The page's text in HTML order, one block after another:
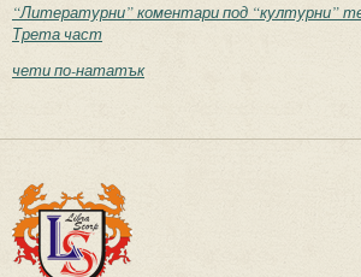
“Литературни” коментари под “културни”
Трета част
чети по-нататък